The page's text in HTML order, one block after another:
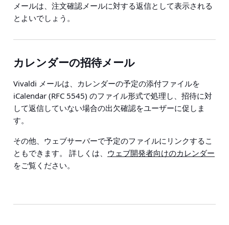
メールは、注文確認メールに対する返信として表示される
とよいでしょう。
カレンダーの招待メール
Vivaldi メールは、カレンダーの予定の添付ファイルを
iCalendar (RFC 5545) のファイル形式で処理し、招待に対
して返信していない場合の出欠確認をユーザーに促しま
す。
その他、ウェブサーバーで予定のファイルにリンクするこ
ともできます。 詳しくは、 ウェブ開発者向けのカレンダー
をご覧ください。